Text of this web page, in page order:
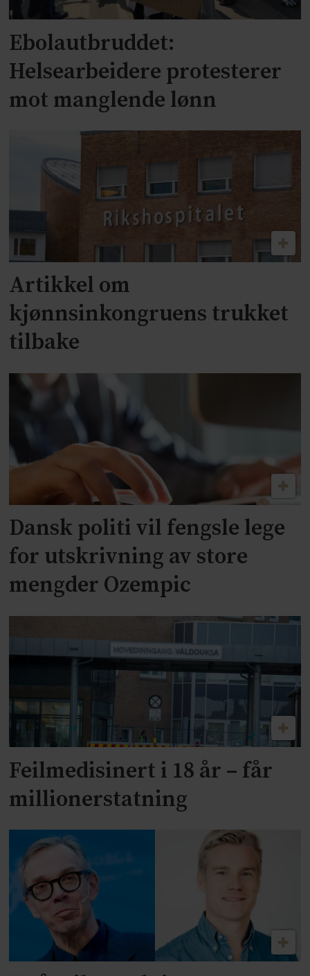
Ebolautbruddet:
Helsearbeidere protesterer
mot manglende lønn
Artikkel om
kjønnsinkongruens trukket
tilbake
Dansk politi vil fengsle lege
for utskrivning av store
mengder Ozempic
Feilmedisinert i 18 år – får
millionerstatning